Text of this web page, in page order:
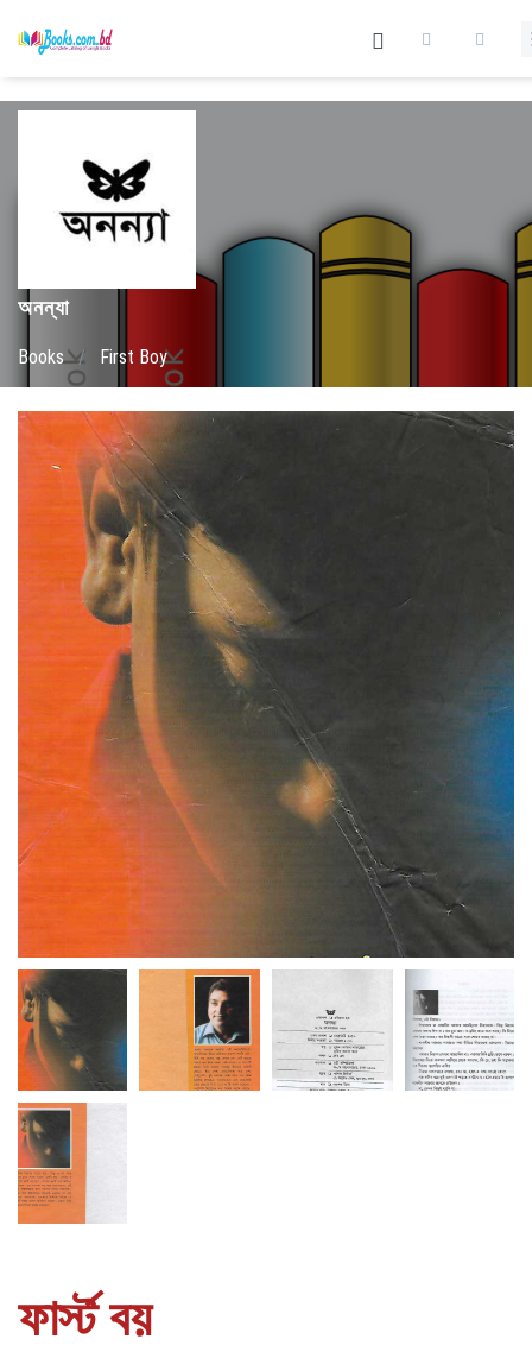
অনন্যা
Books / First Boy
ফার্স্ট বয়